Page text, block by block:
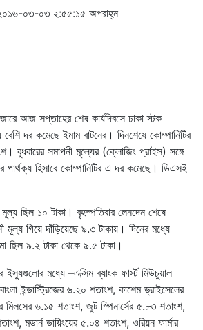
০৩-০৩ ২:৫৫:১৫ অপরাহ্ন
আজ সপ্তাহের শেষ কার্যদিবসে ঢাকা স্টক
দর কমেছে ইমাম বাটনের। দিনশেষে কোম্পানিটির
বুধবারের সমাপনী মূল্যের (ক্লোজিং প্রাইস) সঙ্গে
পার্থক্য হিসাবে কোম্পানিটির এ দর কমেছে। ডিএসই
মূল্য ছিল ১০ টাকা। বৃহস্পতিবার লেনদেন শেষে
মূল্য গিয়ে দাঁড়িয়েছে ৯.৩ টাকায়। দিনের মধ্যে
ছিল ৯.২ টাকা থেকে ৯.৫ টাকা।
ইস্যুগুলোর মধ্যে –এক্সিম ব্যাংক ফার্স্ট মিউচুয়াল
ইন্ডাস্ট্রিজের ৬.২০ শতাংশ, কাশেম ড্রাইসেলের
৬.১৫ শতাংশ, জুট স্পিনার্সের ৫.৮৩ শতাংশ,
মডার্ন ডায়িংয়ের ৫.০৪ শতাংশ, ওরিয়ন ফার্মার